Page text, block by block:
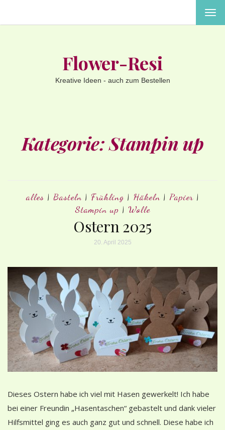
Flower-Resi
Kreative Ideen - auch zum Bestellen
Kategorie:Stampin up
alles| Basteln| Frühling| Häkeln| Papier|
Stampin up | Wolle
Ostern 2025
20. April 2025
Dieses Ostern habe ich viel mit Hasen gewerkelt! Ich habe
bei einer Freundin „Hasentaschen“ gebastelt und dank vieler
Hilfsmittel ging es auch ganz gut und schnell. Diese habe ich